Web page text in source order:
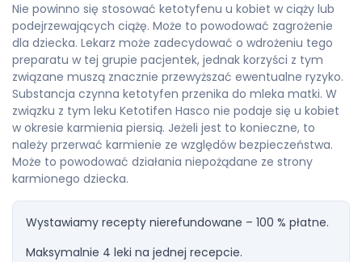
Nie powinno się stosować ketotyfenu u kobiet w ciąży lub
podejrzewających ciążę. Może to powodować zagrożenie
dla dziecka. Lekarz może zadecydować o wdrożeniu tego
preparatu w tej grupie pacjentek, jednak korzyści z tym
związane muszą znacznie przewyższać ewentualne ryzyko.
Substancja czynna ketotyfen przenika do mleka matki. W
związku z tym leku Ketotifen Hasco nie podaje się u kobiet
w okresie karmienia piersią. Jeżeli jest to konieczne, to
należy przerwać karmienie ze względów bezpieczeństwa.
Może to powodować działania niepożądane ze strony
karmionego dziecka.
Wystawiamy recepty nierefundowane – 100 % płatne.
Maksymalnie 4 leki na jednej recepcie.